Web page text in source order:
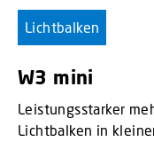
Lichtbalken
W3 mini
Leistungsstarker
Lichtbalken in